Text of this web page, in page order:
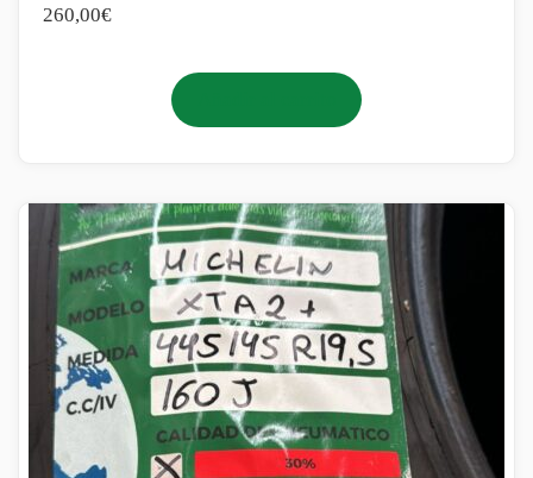
260,00€